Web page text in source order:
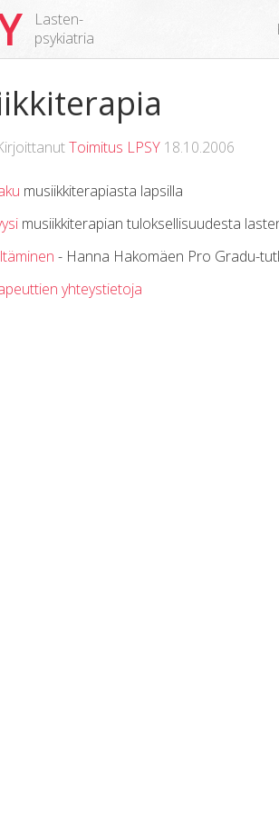
Lasten-
psykiatria
Toimitus LPSY 18.10.2006
musiikkiterapiasta lapsilla
musiikkiterapian tuloksellisuudesta
- Hanna Hakomäen Pro Gradu-
yhteystietoja